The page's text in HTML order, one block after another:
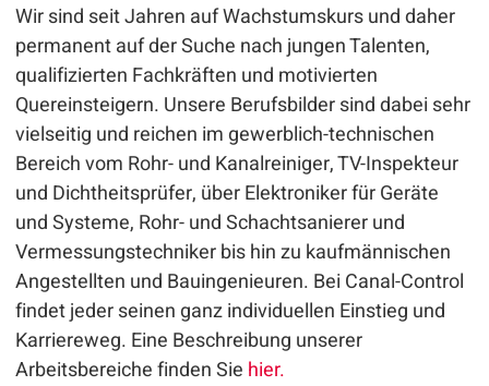
Wir sind seit Jahren auf Wachstumskurs und daher
permanent auf der Suche nach jungen Talenten,
qualifizierten Fachkräften und motivierten
Quereinsteigern. Unsere Berufsbilder sind dabei sehr
vielseitig und reichen im gewerblich-technischen
Bereich vom Rohr- und Kanalreiniger, TV-Inspekteur
und Dichtheitsprüfer, über Elektroniker für Geräte
und Systeme, Rohr- und Schachtsanierer und
Vermessungstechniker bis hin zu kaufmännischen
Angestellten und Bauingenieuren. Bei Canal-Control
findet jeder seinen ganz individuellen Einstieg und
Karriereweg. Eine Beschreibung unserer
Arbeitsbereiche finden Sie hier.